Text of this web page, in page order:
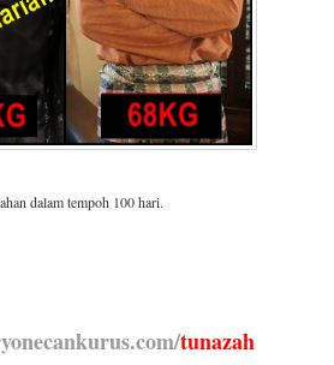
dalam tempoh 100 hari.
tunazah